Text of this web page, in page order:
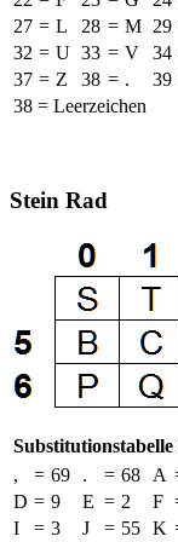
27 = L 28 = M 29
32 = U 33 = V 34
37 = Z 38 = . 39
38 = Leerzeichen
Stein Rad
,
= 69 . = 68 A
D = 9 E = 2 F
I
= 3 J = 55 K